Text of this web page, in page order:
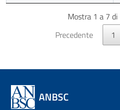
Mostra 1 a 7
Precedente
1
ANBSC